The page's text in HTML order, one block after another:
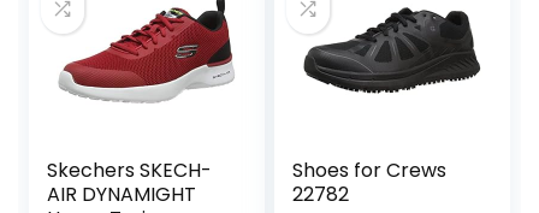
Skechers SKECH-
AIR DYNAMIGHT
Shoes for Crews
22782